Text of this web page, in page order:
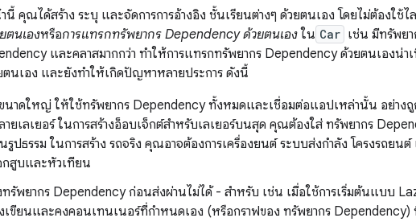
คุณได้สร้าง ระบุ และจัดการการอ้างอิง ชั้นเรียนต่างๆ ด้วยตนเอง โดยไม่ต้องใช้ไล
ตนเองหรือการแทรกทรัพยากร Dependency ด้วยตนเอง ใน Car เช่น มีทรัพย
และคลาสมากกว่า ทำให้การแทรกทรัพยากร Dependency ด้วยตนเองน่า
นเอง และยังทำให้เกิดปัญหาหลายประการ ดังนี้
าดใหญ่ ให้ใช้ทรัพยากร Dependency ทั้งหมดและเชื่อมต่อแอปเหล่านั้น อย่าง
ายเลเยอร์ ในการสร้างอ็อบเจ็กต์สำหรับเลเยอร์บนสุด คุณต้องใส่ ทรัพยากร
รูปธรรม ในการสร้าง รถจริง คุณอาจต้องการเครื่องยนต์ ระบบส่งกำลัง โครงรถย
กสูบและหัวเทียน
รัพยากร Dependency ก่อนส่งผ่านไม่ได้ - สำหรับ เช่น เมื่อใช้การเริ่มต้นแบบ
ขียนและคงคอนเทนเนอร์ที่กำหนดเอง (หรือกราฟของ ทรัพยากร Dependency)